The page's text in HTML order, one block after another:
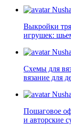
Выкройки
игрушек:
Схемы для
вязание для
Пошаговое
и авторские